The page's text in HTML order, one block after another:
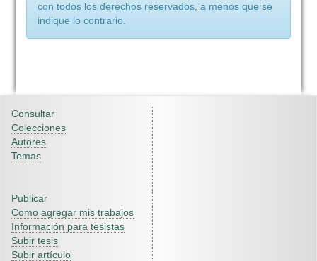
con todos los derechos reservados, a menos que se
indique lo contrario.
Consultar
Colecciones
Autores
Temas
Publicar
Como agregar mis trabajos
Información para tesistas
Subir tesis
Subir artículo